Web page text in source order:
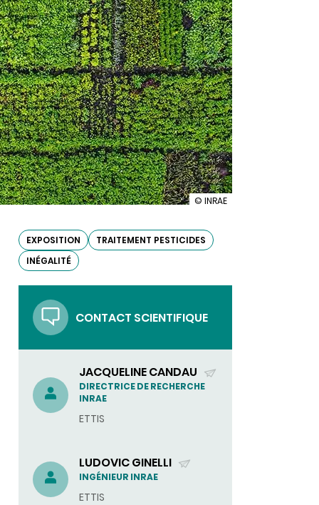
illustration
pesticides
-
disent
humaines
© INRAE
EXPOSITION
TRAITEMENT PESTICIDES
INÉGALITÉ
CONTACT SCIENTIFIQUE
JACQUELINE CANDAU
(ENVOYER
UN
COURRIEL)
DIRECTRICE DE RECHERCHE
INRAE
ETTIS
LUDOVIC GINELLI
(ENVOYER
UN
INGÉNIEUR INRAE
ETTIS